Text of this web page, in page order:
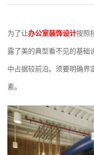
为了让办公室装饰设计按照
露了美的典型看不见的基础
中占据较前沿。须要明确界
素。